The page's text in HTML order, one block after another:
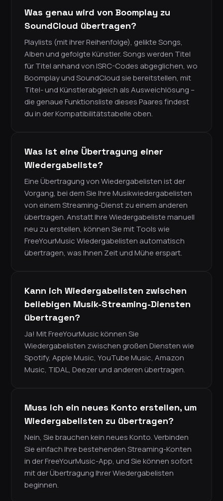
Was genau wird von Boomplay zu
SoundCloud übertragen?
Playlists (mit ihrer Reihenfolge), gelikte Songs,
Alben und gefolgte Künstler. Songs werden Titel
für Titel anhand von ISRC-Codes abgeglichen, wo
Boomplay und SoundCloud sie bereitstellen, mit
Titel- und Künstlerabgleich als Ausweichlösung –
die genaue Funktionsliste dieses Paares findest
du in der Kompatibilitätstabelle oben.
Was ist eine Übertragung einer
Wiedergabeliste?
Eine Übertragung von Wiedergabelisten ist der
Vorgang, bei dem Sie Ihre Musikwiedergabelisten
von einem Streaming-Dienst zu einem anderen
übertragen. Anstatt Ihre Wiedergabeliste manuell
neu zu erstellen, können Sie mit Tools wie
FreeYourMusic Wiedergabelisten automatisch
übertragen, was Ihnen Zeit und Mühe erspart.
Kann ich Wiedergabelisten zwischen
beliebigen Musik-Streaming-Diensten
übertragen?
Ja! Mit FreeYourMusic können Sie
Wiedergabelisten zwischen großen Diensten wie
Spotify, Apple Music, YouTube Music, Amazon
Music, TIDAL, Deezer und anderen übertragen.
Muss ich ein neues Konto erstellen, um
Wiedergabelisten zu übertragen?
Nein, Sie brauchen kein neues Konto. Verbinden
Sie einfach Ihre bestehenden Streaming-Konten
in der FreeYourMusic-App, und Sie können sofort
mit der Übertragung Ihrer Wiedergabelisten
beginnen.